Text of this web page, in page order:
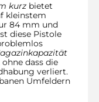
kurzbietet
kleinstem
84 mm und
diese Pistole
dass die
verliert.
Umfeldern